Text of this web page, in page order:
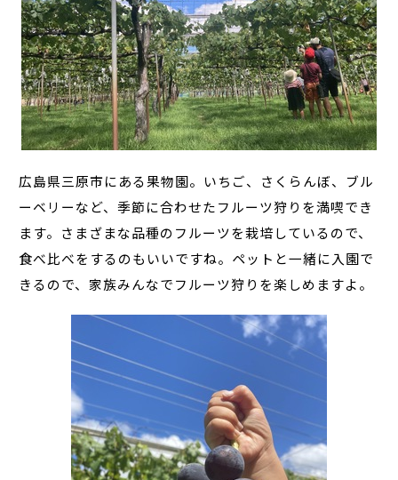
広島県三原市にある果物園。いちご、さくらんぼ、ブル
ーベリーなど、季節に合わせたフルーツ狩りを満喫でき
ます。さまざまな品種のフルーツを栽培しているので、
食べ比べをするのもいいですね。ペットと一緒に入園で
きるので、家族みんなでフルーツ狩りを楽しめますよ。